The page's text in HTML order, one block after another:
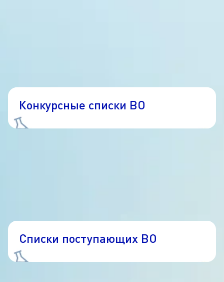
Конкурсные списки ВО
Списки поступающих ВО